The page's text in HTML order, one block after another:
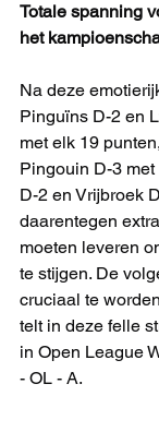
Totale spanning
het
Na deze
Pinguïns D-2 en
met elk 19
Pingouin D-3
D-2 en Vrijbroek
daarentegen
moeten leveren
te stijgen. De
cruciaal te
telt in deze felle
in Open League
- OL - A.